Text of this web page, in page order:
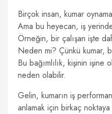
Birçok insan, kumar
Ama bu heyecan, iş
Örneğin, bir çalışan işte
Neden mi? Çünkü kumar,
Bu bağımlılık, kişinin işine
neden olabilir.
Gelin, kumarın iş
anlamak için birkaç noktaya